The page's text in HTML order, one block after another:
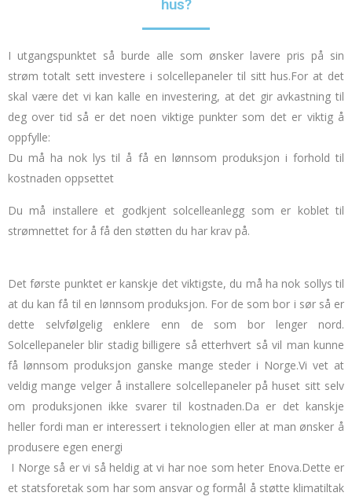
hus?
I utgangspunktet så burde alle som ønsker lavere pris på sin
strøm totalt sett investere i solcellepaneler til sitt hus.For at det
skal være det vi kan kalle en investering, at det gir avkastning til
deg over tid så er det noen viktige punkter som det er viktig å
oppfylle:
Du må ha nok lys til å få en lønnsom produksjon i forhold til
kostnaden oppsettet
Du må installere et godkjent solcelleanlegg som er koblet til
strømnettet for å få den støtten du har krav på.
Det første punktet er kanskje det viktigste, du må ha nok sollys til
at du kan få til en lønnsom produksjon. For de som bor i sør så er
dette selvfølgelig enklere enn de som bor lenger nord.
Solcellepaneler blir stadig billigere så etterhvert så vil man kunne
få lønnsom produksjon ganske mange steder i Norge.Vi vet at
veldig mange velger å installere solcellepaneler på huset sitt selv
om produksjonen ikke svarer til kostnaden.Da er det kanskje
heller fordi man er interessert i teknologien eller at man ønsker å
produsere egen energi
I Norge så er vi så heldig at vi har noe som heter Enova.Dette er
et statsforetak som har som ansvar og formål å støtte klimatiltak